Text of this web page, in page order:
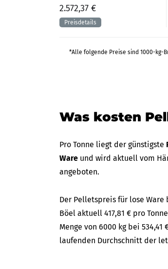
2.572,37 €
*Alle folgende Preise sind 1000-kg-
Was kosten
Pro Tonne liegt der günstigste
Ware und wird aktuell vom
angeboten.
Der Pelletspreis für lose
Böel aktuell 417,81 € pro
Menge von 6000 kg bei
laufenden Durchschnitt der